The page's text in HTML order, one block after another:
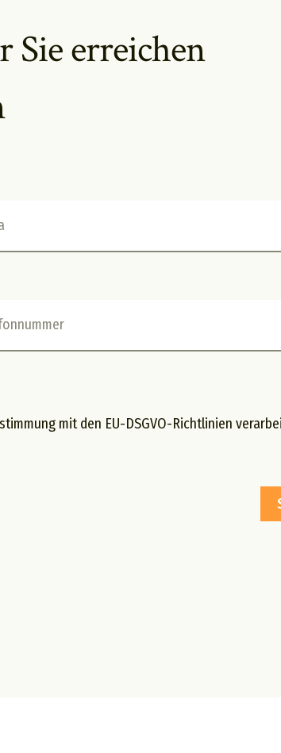
Sie erreichen
mit den EU-DSGVO-Richtlinien